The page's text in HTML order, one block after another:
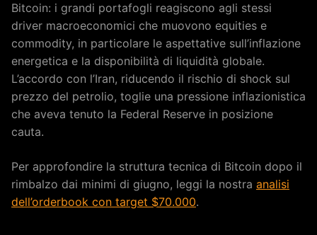
Bitcoin: i grandi portafogli reagiscono agli stessi
driver macroeconomici che muovono equities e
commodity, in particolare le aspettative sull’inflazione
energetica e la disponibilità di liquidità globale.
L’accordo con l’Iran, riducendo il rischio di shock sul
prezzo del petrolio, toglie una pressione inflazionistica
che aveva tenuto la Federal Reserve in posizione
cauta.
Per approfondire la struttura tecnica di Bitcoin dopo il
rimbalzo dai minimi di giugno, leggi la nostra analisi
dell’orderbook con target $70.000.